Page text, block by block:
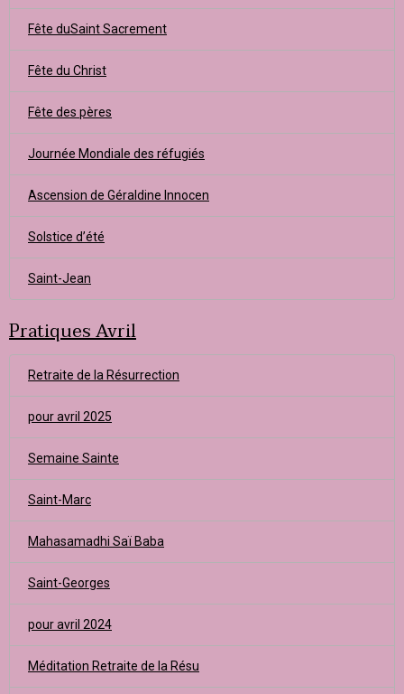
Fête duSaint Sacrement
Fête du Christ
Fête des pères
Journée Mondiale des réfugiés
Ascension de Géraldine Innocen
Solstice d’été
Saint-Jean
Pratiques Avril
Retraite de la Résurrection
pour avril 2025
Semaine Sainte
Saint-Marc
Mahasamadhi Saï Baba
Saint-Georges
pour avril 2024
Méditation Retraite de la Résu